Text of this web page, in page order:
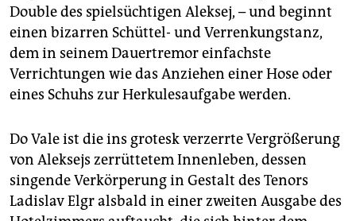
Double des spielsüchtigen Aleksej, – und beginnt
einen bizarren Schüttel- und Verrenkungstanz,
dem in seinem Dauertremor einfachste
Verrichtungen wie das Anziehen einer Hose oder
eines Schuhs zur Herkules­aufgabe werden.
Do Vale ist die ins grotesk verzerrte Vergrößerung
von Aleksejs zerrüttetem Innenleben, dessen
singende Verkörperung in Gestalt des Tenors
Ladislav Elgr alsbald in einer zweiten Ausgabe des